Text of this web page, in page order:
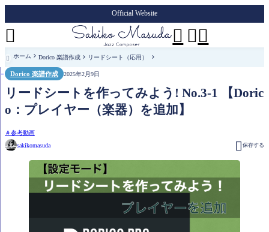
Official Website
 

 ホーム Dorico 楽譜作成 リードシート（応用）
Dorico 楽譜作成 2025年2月9日
リードシートを作ってみよう! No.3-1 【Doric
o：プレイヤー（楽器）を追加】
参考動画
sakikomasuda
 保存する